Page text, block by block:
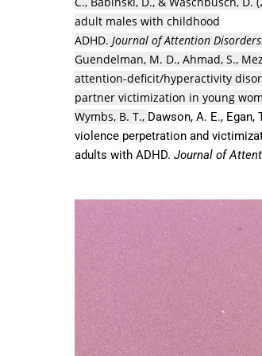
adult males with childhood
ADHD. Journal of Attention Disorders
Guendelman, M. D.,Ahmad, S.,
attention-deficit/hyperactivity
partner victimization in young
Wymbs, B. T., Dawson, A. E., Egan,
violence perpetration and
adults with ADHD.Journal of